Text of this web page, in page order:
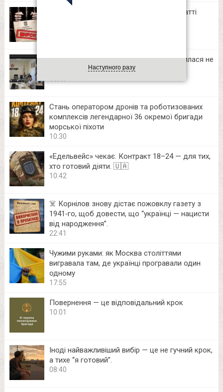
40 «зливів» про ТЦК та СП: на Прикарпатті
«Закрита» нарада Міноборони рф виявилася не
такою вже закритою
Стань оператором дронів та роботизованих
комплексів легендарної 36 окремої бригади
морської піхоти
10:30
«Едельвейс» чекає. Контракт 18–24 — для тих,
хто готовий діяти. 🇺🇦
10:42
☠️ Корнілов знову дістає пожовклу газету з
1941‑го, щоб довести, що “українці — нацисти
від народження”.
22:41
Чужими руками: як Москва століттями
вигравала там, де українці програвали один
одному
17:55
Повернення — це відповідальний крок
10:01
Іноді найважливіший вибір — це не гучний крок,
а тихе “я готовий”.
08:40
Наступного разу